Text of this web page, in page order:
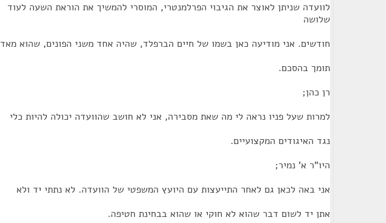
לוועדה שניתן לאוצר את הגיבוי הפרלמנטרי, המוסרי להמשיך את הוראת השעה לעוד
שלושה
חודשים. אני מודיעה כאן בשמו של חיים הברפלד, שהיה אחד משני הפונים, שהוא מאד
תומך בהסכם.
רן כהן;
למרות שעל פניו נראה לי מה שאת מסבירה, אני לא חושב שהוועדה יכולה להיות כלי
נגד האיגודים המקצועיים.
היו"ר א' נמיר;
אני באה לכאן גם לאחר התייעצות עם היועץ המשפטי של הוועדה. לא נתתי יד ולא
אתן יד לשום דבר שהוא לא חוקי או שהוא בבחינת חטיפה.